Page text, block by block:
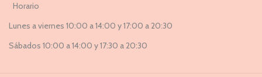
Horario
Lunes a viernes 10:00 a 14:00 y 17:00 a 20:30
Sábados 10:00 a 14:00 y 17:30 a 20:30